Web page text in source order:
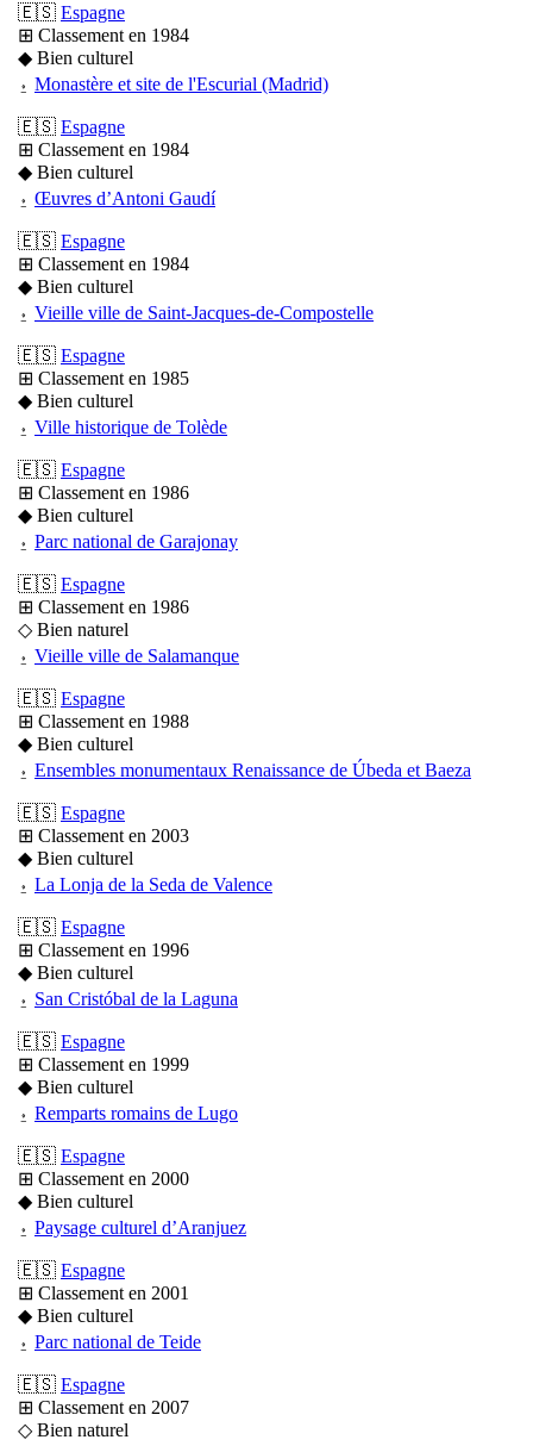
🇪🇸 Espagne
⊞ Classement en 1984
◆ Bien culturel
⍚ Monastère et site de l'Escurial (Madrid)
🇪🇸 Espagne
⊞ Classement en 1984
◆ Bien culturel
⍚ Œuvres d’Antoni Gaudí
🇪🇸 Espagne
⊞ Classement en 1984
◆ Bien culturel
⍚ Vieille ville de Saint-Jacques-de-Compostelle
🇪🇸 Espagne
⊞ Classement en 1985
◆ Bien culturel
⍚ Ville historique de Tolède
🇪🇸 Espagne
⊞ Classement en 1986
◆ Bien culturel
⍚ Parc national de Garajonay
🇪🇸 Espagne
⊞ Classement en 1986
◇ Bien naturel
⍚ Vieille ville de Salamanque
🇪🇸 Espagne
⊞ Classement en 1988
◆ Bien culturel
⍚ Ensembles monumentaux Renaissance de Úbeda et Baeza
🇪🇸 Espagne
⊞ Classement en 2003
◆ Bien culturel
⍚ La Lonja de la Seda de Valence
🇪🇸 Espagne
⊞ Classement en 1996
◆ Bien culturel
⍚ San Cristóbal de la Laguna
🇪🇸 Espagne
⊞ Classement en 1999
◆ Bien culturel
⍚ Remparts romains de Lugo
🇪🇸 Espagne
⊞ Classement en 2000
◆ Bien culturel
⍚ Paysage culturel d’Aranjuez
🇪🇸 Espagne
⊞ Classement en 2001
◆ Bien culturel
⍚ Parc national de Teide
🇪🇸 Espagne
⊞ Classement en 2007
◇ Bien naturel